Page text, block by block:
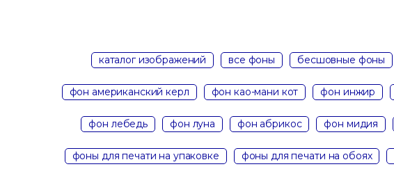
каталог изображений все фоны бесшовные фоны
фон американский керл фон као-мани кот фон инжир
фон лебедь фон луна фон абрикос фон мидия
фоны для печати на упаковке фоны для печати на обоях